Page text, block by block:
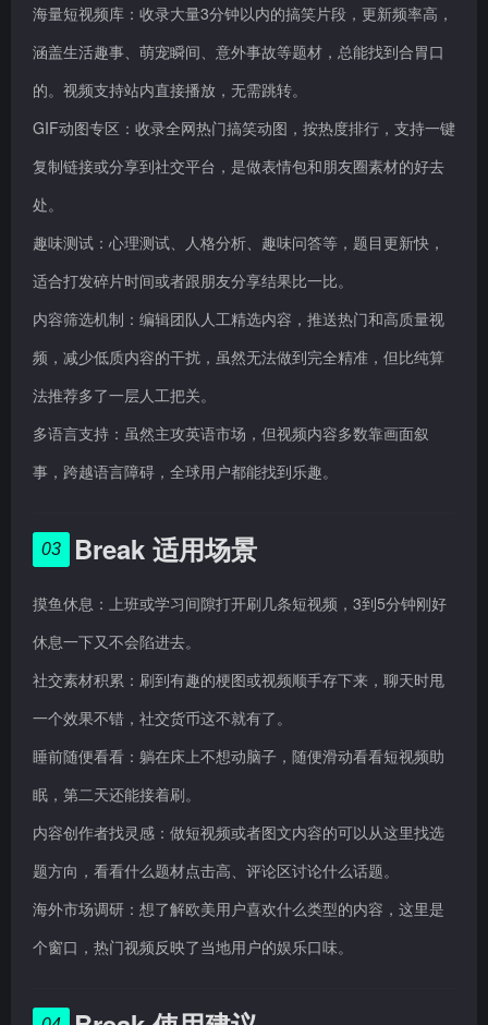
海量短视频库：收录大量3分钟以内的搞笑片段，更新频率高，
涵盖生活趣事、萌宠瞬间、意外事故等题材，总能找到合胃口
的。视频支持站内直接播放，无需跳转。
GIF动图专区：收录全网热门搞笑动图，按热度排行，支持一键
复制链接或分享到社交平台，是做表情包和朋友圈素材的好去
处。
趣味测试：心理测试、人格分析、趣味问答等，题目更新快，
适合打发碎片时间或者跟朋友分享结果比一比。
内容筛选机制：编辑团队人工精选内容，推送热门和高质量视
频，减少低质内容的干扰，虽然无法做到完全精准，但比纯算
法推荐多了一层人工把关。
多语言支持：虽然主攻英语市场，但视频内容多数靠画面叙
事，跨越语言障碍，全球用户都能找到乐趣。
03 Break 适用场景
摸鱼休息：上班或学习间隙打开刷几条短视频，3到5分钟刚好
休息一下又不会陷进去。
社交素材积累：刷到有趣的梗图或视频顺手存下来，聊天时甩
一个效果不错，社交货币这不就有了。
睡前随便看看：躺在床上不想动脑子，随便滑动看看短视频助
眠，第二天还能接着刷。
内容创作者找灵感：做短视频或者图文内容的可以从这里找选
题方向，看看什么题材点击高、评论区讨论什么话题。
海外市场调研：想了解欧美用户喜欢什么类型的内容，这里是
个窗口，热门视频反映了当地用户的娱乐口味。